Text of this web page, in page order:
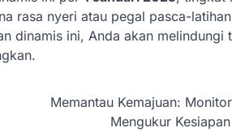
rasa nyeri atau pegal pasca-
dinamis ini, Anda akan melindungi
Memantau Kemajuan:
Mengukur